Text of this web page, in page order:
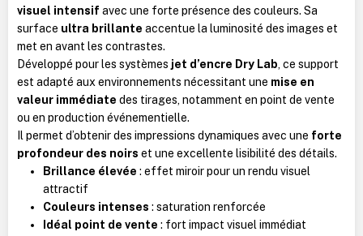
visuel intensif avec une forte présence des couleurs. Sa
surface ultra brillante accentue la luminosité des images et
met en avant les contrastes.
Développé pour les systèmes jet d’encre Dry Lab, ce support
est adapté aux environnements nécessitant une mise en
valeur immédiate des tirages, notamment en point de vente
ou en production événementielle.
Il permet d’obtenir des impressions dynamiques avec une forte
profondeur des noirs et une excellente lisibilité des détails.
Brillance élevée : effet miroir pour un rendu visuel
attractif
Couleurs intenses : saturation renforcée
Idéal point de vente : fort impact visuel immédiat